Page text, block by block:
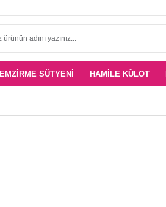
EMZIRME SÜTYENI HAMILE KÜLOT